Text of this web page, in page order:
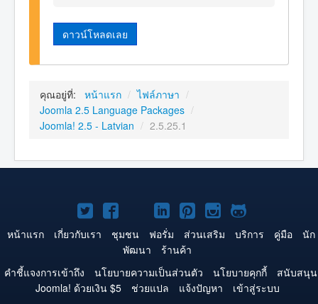
ดาวน์โหลดเลย
คุณอยู่ที่: หน้าแรก / ไฟล์ภาษา /
Joomla 2.5 Language Packages /
Joomla! 2.5 - Latvian / 2.5.25.1
Joomla!
บน
Twitter
Joomla!
บน
Facebook
Joomla!
บน
YouTube
Joomla!
บน
LinkedIn
Joomla!
บน
Pinterest
Joomla!
บน
Joomla!
บน
หน้าแรก เกี่ยวกับเรา ชุมชน ฟอรั่ม ส่วนเสริม บริการ คู่มือ
นัก
พัฒนา
ร้านค้า
คำชี้แจงการเข้าถึง
นโยบายความเป็นส่วนตัว นโยบายคุกกี้
สนับสนุน
Joomla! ด้วยเงิน $5
ช่วยแปล แจ้งปัญหา
เข้าสู่ระบบ